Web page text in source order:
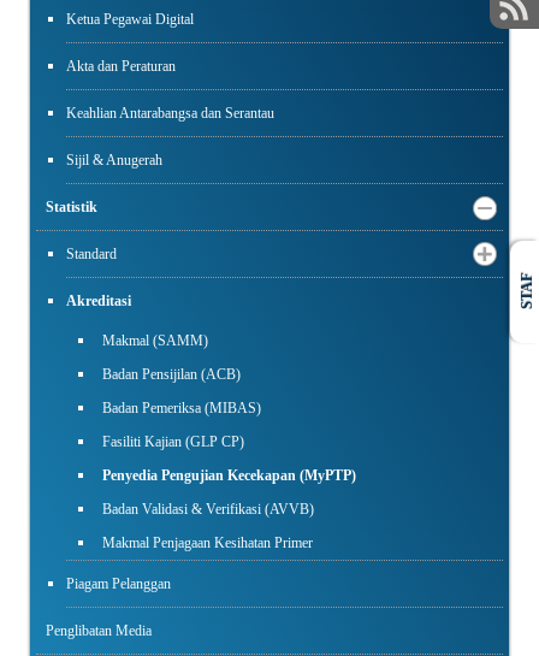
Ketua Pegawai Digital
Akta dan Peraturan
Keahlian Antarabangsa dan Serantau
Sijil & Anugerah
Statistik
Standard
Akreditasi
Makmal (SAMM)
Badan Pensijilan (ACB)
Badan Pemeriksa (MIBAS)
Fasiliti Kajian (GLP CP)
Penyedia Pengujian Kecekapan (MyPTP)
Badan Validasi & Verifikasi (AVVB)
Makmal Penjagaan Kesihatan Primer
Piagam Pelanggan
Penglibatan Media
STAF